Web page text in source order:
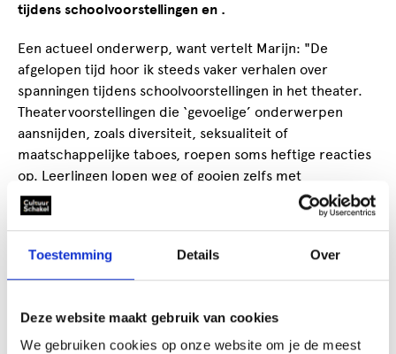
Toestemming Details Over
Deze website maakt gebruik van cookies
We gebruiken cookies op onze website om je de meest
tijdens schoolvoorstellingen en .
Een actueel onderwerp, want vertelt Marijn: "De
afgelopen tijd hoor ik steeds vaker verhalen over
spanningen tijdens schoolvoorstellingen in het theater.
Theatervoorstellingen die ‘gevoelige’ onderwerpen
aansnijden, zoals diversiteit, seksualiteit of
maatschappelijke taboes, roepen soms heftige reacties
op. Leerlingen lopen weg of gooien zelfs met
voorwerpen en ouders klagen. Het raakt me, want de
kracht van kunst is juist het openen van gesprekken, het
omgaan met ongemak. Maar dat kan alleen als de lijn
tussen publiek, ouders en makers open blijft staan en de
zich letterlijk afkeert."